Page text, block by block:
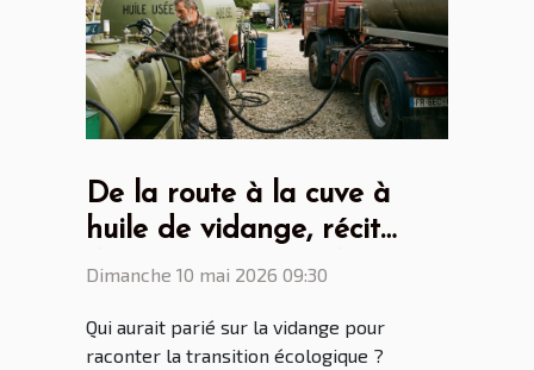
De la route à la cuve à
huile de vidange, récit
d'une mutation écologique
Dimanche 10 mai 2026 09:30
Qui aurait parié sur la vidange pour
raconter la transition écologique ?